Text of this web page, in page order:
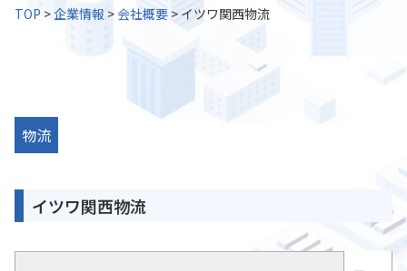
TOP >企業情報 > 会社概要 > イツワ関西物流
物流
イツワ関西物流